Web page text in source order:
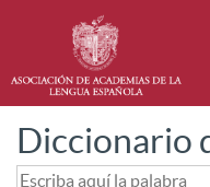
Diccionario